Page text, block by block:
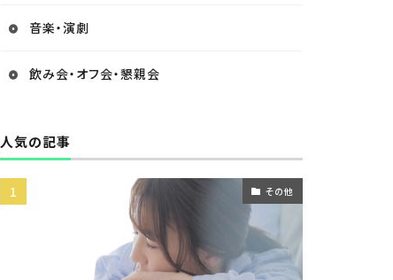
音楽・演劇
飲み会・オフ会・懇親会
人気の記事
その他